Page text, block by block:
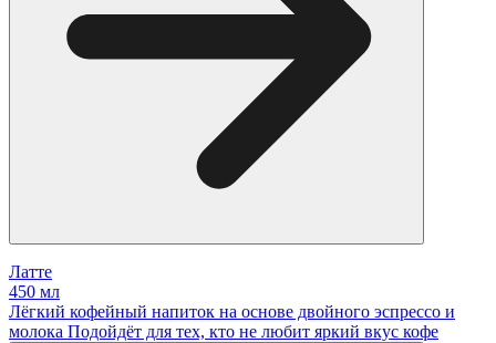
Латте
450 мл
Лёгкий кофейный напиток на основе двойного эспрессо и
молока Подойдёт для тех, кто не любит яркий вкус кофе